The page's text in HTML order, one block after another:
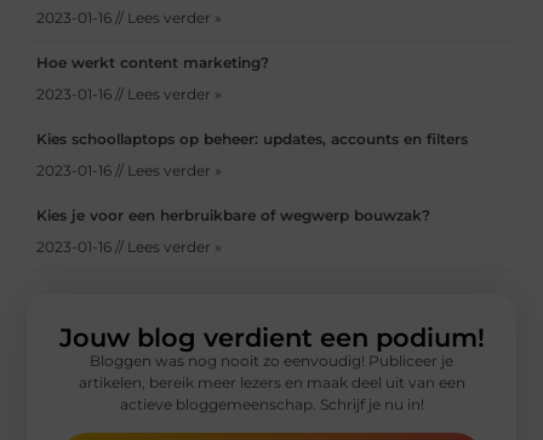
2023-01-16 // Lees verder »
Hoe werkt content marketing?
2023-01-16 // Lees verder »
Kies schoollaptops op beheer: updates, accounts en filters
2023-01-16 // Lees verder »
Kies je voor een herbruikbare of wegwerp bouwzak?
2023-01-16 // Lees verder »
Jouw blog verdient een podium!
Bloggen was nog nooit zo eenvoudig! Publiceer je
artikelen, bereik meer lezers en maak deel uit van een
actieve bloggemeenschap. Schrijf je nu in!